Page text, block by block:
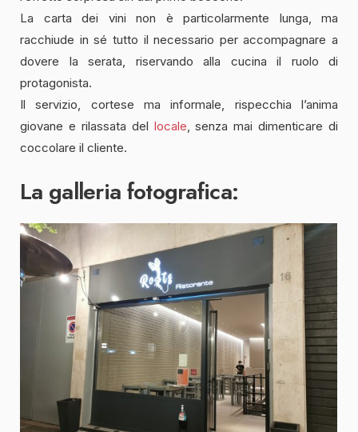
La carta dei vini non è particolarmente lunga, ma
racchiude in sé tutto il necessario per accompagnare a
dovere la serata, riservando alla cucina il ruolo di
protagonista.
Il servizio, cortese ma informale, rispecchia l’anima
giovane e rilassata del locale, senza mai dimenticare di
coccolare il cliente.
La galleria fotografica: